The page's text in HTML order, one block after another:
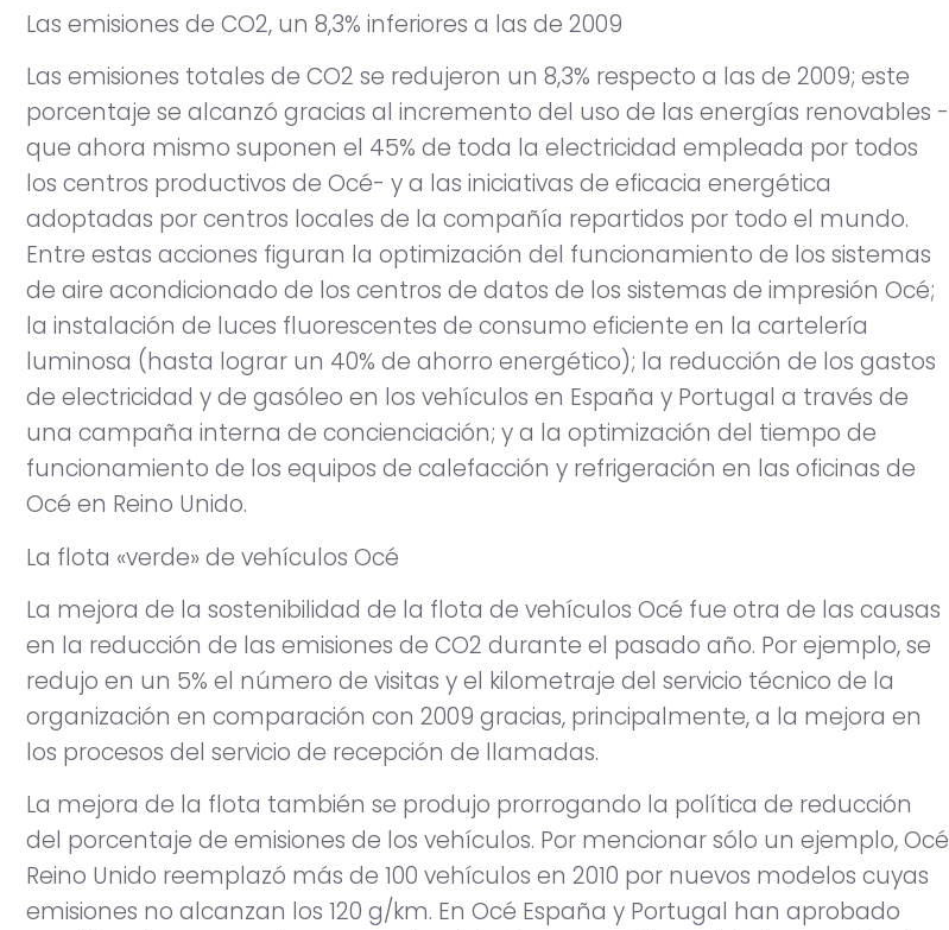
Las emisiones de CO2, un 8,3% inferiores a las de 2009
Las emisiones totales de CO2 se redujeron un 8,3% respecto a las de 2009; este
porcentaje se alcanzó gracias al incremento del uso de las energías renovables -
que ahora mismo suponen el 45% de toda la electricidad empleada por todos
los centros productivos de Océ- y a las iniciativas de eficacia energética
adoptadas por centros locales de la compañía repartidos por todo el mundo.
Entre estas acciones figuran la optimización del funcionamiento de los sistemas
de aire acondicionado de los centros de datos de los sistemas de impresión Océ;
la instalación de luces fluorescentes de consumo eficiente en la cartelería
luminosa (hasta lograr un 40% de ahorro energético); la reducción de los gastos
de electricidad y de gasóleo en los vehículos en España y Portugal a través de
una campaña interna de concienciación; y a la optimización del tiempo de
funcionamiento de los equipos de calefacción y refrigeración en las oficinas de
Océ en Reino Unido.
La flota «verde» de vehículos Océ
La mejora de la sostenibilidad de la flota de vehículos Océ fue otra de las causas
en la reducción de las emisiones de CO2 durante el pasado año. Por ejemplo, se
redujo en un 5% el número de visitas y el kilometraje del servicio técnico de la
organización en comparación con 2009 gracias, principalmente, a la mejora en
los procesos del servicio de recepción de llamadas.
La mejora de la flota también se produjo prorrogando la política de reducción
del porcentaje de emisiones de los vehículos. Por mencionar sólo un ejemplo, Océ
Reino Unido reemplazó más de 100 vehículos en 2010 por nuevos modelos cuyas
emisiones no alcanzan los 120 g/km. En Océ España y Portugal han aprobado